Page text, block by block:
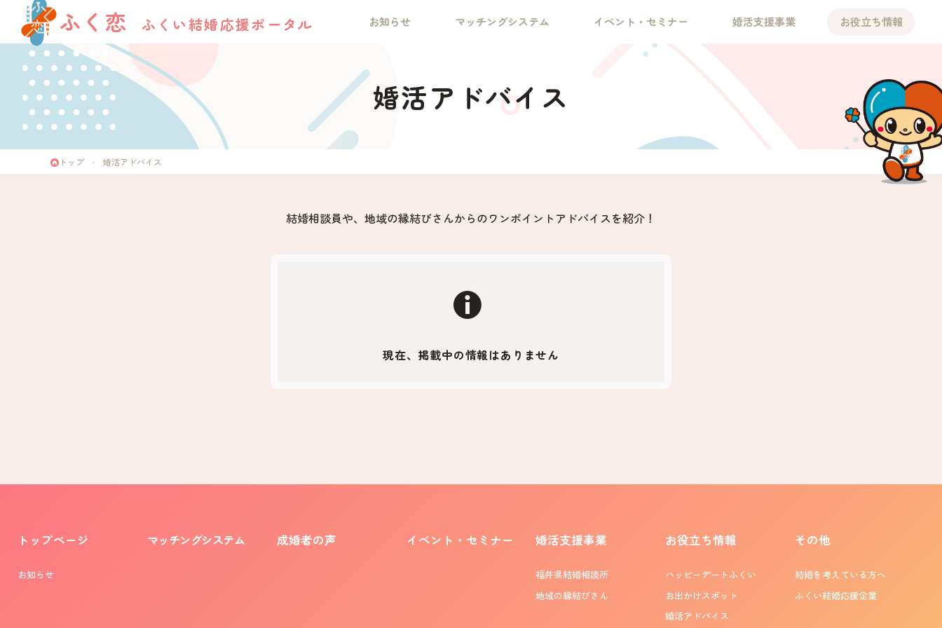
ふく恋 ふくい結婚応援ポータル お知らせ マッチングシステム イベント・セミナー 婚活支援事業 お役立ち情報
婚活アドバイス
トップ 婚活アドバイス
結婚相談員や、地域の縁結びさんからのワンポイントアドバイスを紹介！
現在、掲載中の情報はありません
トップページ
お知らせ
マッチングシステム 成婚者の声 イベント・セミナー 婚活支援事業
福井県結婚相談所
地域の縁結びさん
お役立ち情報
ハッピーデートふくい
お出かけスポット
婚活アドバイス
その他
結婚を考えている方へ
ふくい結婚応援企業